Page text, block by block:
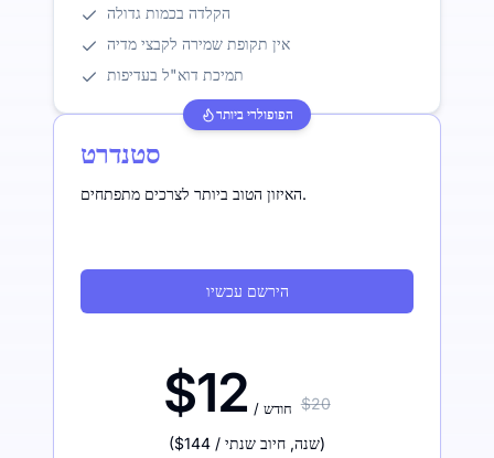
הקלדה בכמות גדולה
אין תקופת שמירה לקבצי מדיה
תמיכת דוא"ל בעדיפות
הפופולרי ביותר
סטנדרט
האיזון הטוב ביותר לצרכים מתפתחים.
הירשם עכשיו
$12 / חודש $20
($144 / שנה, חיוב שנתי )